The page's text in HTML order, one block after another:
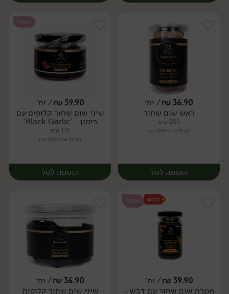
יח׳ יח׳
36.90
₪/ יח׳
ראש שום שחור
200 גרם
18.45 ₪ ל-100 גרם
הוספה לסל
טבעוני
39.90
₪/ יח׳
שיני שום שחור קלופים עם
רימון - 'Black Garlic'
175 גרם
22.80 ₪ ל-100 גרם
הוספה לסל
טבעוני
39.90
₪/ יח׳
ממרח שום שחור עם דבש -
36.90
₪/ יח׳
שיני שום שחור קלופות